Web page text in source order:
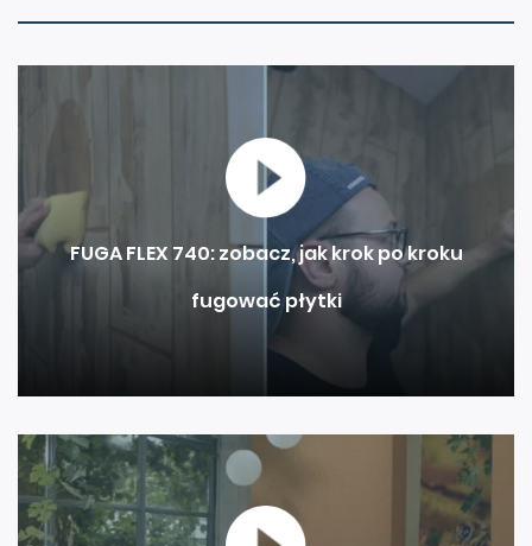
FUGA FLEX 740: zobacz, jak krok po kroku
fugować płytki